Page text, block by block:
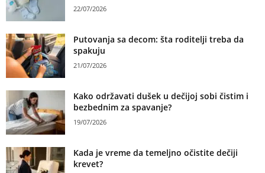
22/07/2026
Putovanja sa decom: šta roditelji treba da
spakuju
21/07/2026
Kako održavati dušek u dečijoj sobi čistim i
bezbednim za spavanje?
19/07/2026
Kada je vreme da temeljno očistite dečiji
krevet?